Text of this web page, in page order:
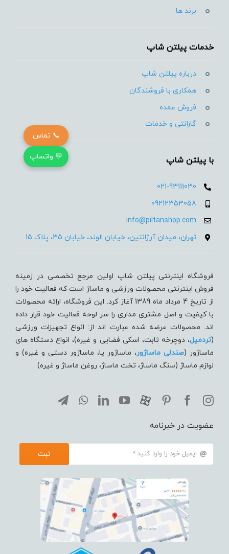
برند ها
خدمات پیلتن شاپ
درباره پیلتن شاپ
همکاری با فروشندگان
فروش عمده
گارانتی و خدمات
با پیلتن شاپ
021-93111030
09212353058
info@piltanshop.com
تهران، میدان آرژانتین، خیابان الوند، خیابان 35، پلاک 15
فروشگاه اینترنتی پیلتن شاپ اولین مرجع تخصصی در زمینه
فروش اینترنتی محصولات ورزشی و ماساژ است که فعالیت خود را
از تاریخ 4 مرداد ماه 1389 آغاز کرد. این فروشگاه، ارائه محصولات
با کیفیت و اصل مشتری مداری را سر لوحه فعالیت خود قرار داده
اند. محصولات عرضه شده عبارت اند از: انواع تجهیزات ورزشی
(تردميل، دوچرخه ثابت، اسکی فضایی و غیره)، انواع دستگاه های
ماساژور (صندلی ماساژور، ماساژور پا، ماساژور دستی و غیره) و
لوازم ماساژ (سنگ ماساژ، تخت ماساژ، روغن ماساژ و غیره)
عضویت در خبرنامه
ثبت
📞 تماس
💬 واتساپ